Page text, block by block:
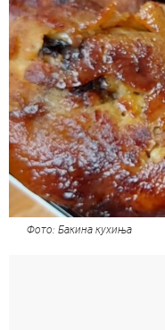
Фото: Бакина кухиња